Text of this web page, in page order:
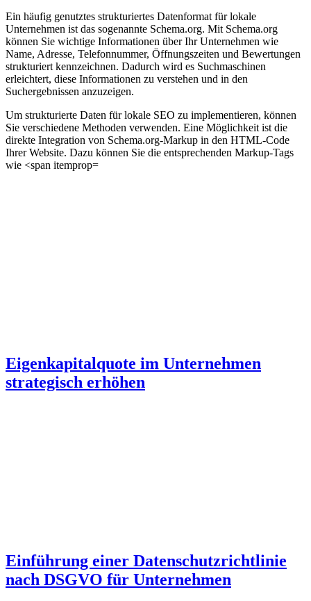
Ein häufig genutztes strukturiertes Datenformat für lokale
Unternehmen ist das sogenannte Schema.org. Mit Schema.org
können Sie wichtige Informationen über Ihr Unternehmen wie
Name, Adresse, Telefonnummer, Öffnungszeiten und Bewertungen
strukturiert kennzeichnen. Dadurch wird es Suchmaschinen
erleichtert, diese Informationen zu verstehen und in den
Suchergebnissen anzuzeigen.
Um strukturierte Daten für lokale SEO zu implementieren, können
Sie verschiedene Methoden verwenden. Eine Möglichkeit ist die
direkte Integration von Schema.org-Markup in den HTML-Code
Ihrer Website. Dazu können Sie die entsprechenden Markup-Tags
wie <span itemprop=
Eigenkapitalquote im Unternehmen
strategisch erhöhen
Einführung einer Datenschutzrichtlinie
nach DSGVO für Unternehmen